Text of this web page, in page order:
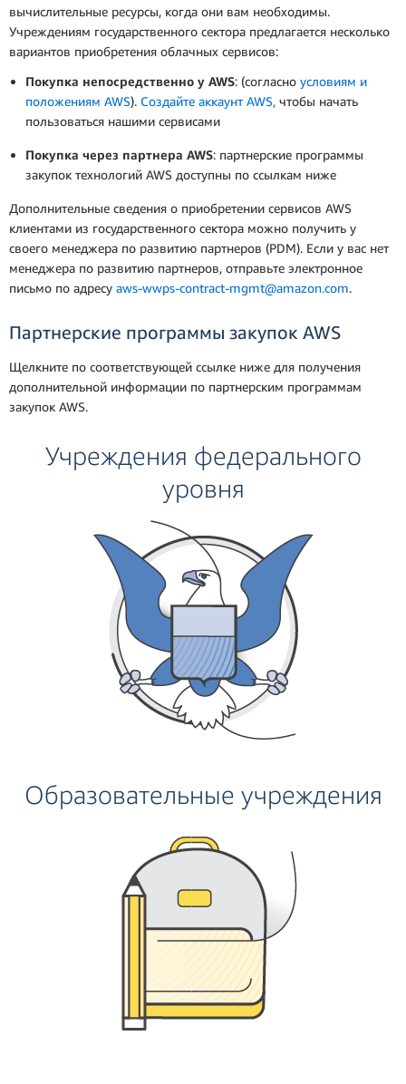
вычислительные ресурсы, когда они вам необходимы.
Учреждениям государственного сектора предлагается несколько
вариантов приобретения облачных сервисов:
Покупка непосредственно у AWS: (согласно условиям и
положениям AWS). Создайте аккаунт AWS, чтобы начать
пользоваться нашими сервисами
Покупка через партнера AWS: партнерские программы
закупок технологий AWS доступны по ссылкам ниже
Дополнительные сведения о приобретении сервисов AWS
клиентами из государственного сектора можно получить у
своего менеджера по развитию партнеров (PDM). Если у вас нет
менеджера по развитию партнеров, отправьте электронное
письмо по адресу aws-wwps-contract-mgmt@amazon.com.
Партнерские программы закупок AWS
Щелкните по соответствующей ссылке ниже для получения
дополнительной информации по партнерским программам
закупок AWS.
Учреждения федерального
уровня
Образовательные учреждения